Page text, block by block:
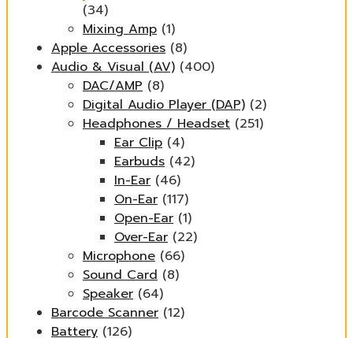
(34)
Mixing Amp (1)
Apple Accessories (8)
Audio & Visual (AV) (400)
DAC/AMP (8)
Digital Audio Player (DAP) (2)
Headphones / Headset (251)
Ear Clip (4)
Earbuds (42)
In-Ear (46)
On-Ear (117)
Open-Ear (1)
Over-Ear (22)
Microphone (66)
Sound Card (8)
Speaker (64)
Barcode Scanner (12)
Battery (126)